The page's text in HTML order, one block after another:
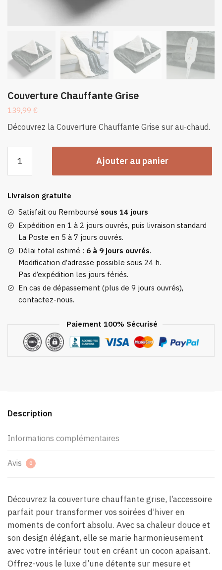
Couverture Chauffante Grise
139,99 €
Découvrez la Couverture Chauffante Grise sur au-chaud.
Couverture
Grise
Ajouter au panier
Livraison gratuite
Satisfait ou Remboursé sous 14 jours
Expédition en 1 à 2 jours ouvrés, puis livraison standard
La Poste en 5 à 7 jours ouvrés.
Délai total estimé : 6 à 9 jours ouvrés.
Modification d’adresse possible sous 24 h.
Pas d’expédition les jours fériés.
En cas de dépassement (plus de 9 jours ouvrés),
contactez-nous.
Paiement 100% Sécurisé
Description
Informations complémentaires
Avis 0
Découvrez la couverture chauffante grise, l’accessoire
parfait pour transformer vos soirées d’hiver en
moments de confort absolu. Avec sa chaleur douce et
son design élégant, elle se marie harmonieusement
avec votre intérieur tout en créant un cocon apaisant.
Offrez-vous le luxe d’une détente sur mesure et